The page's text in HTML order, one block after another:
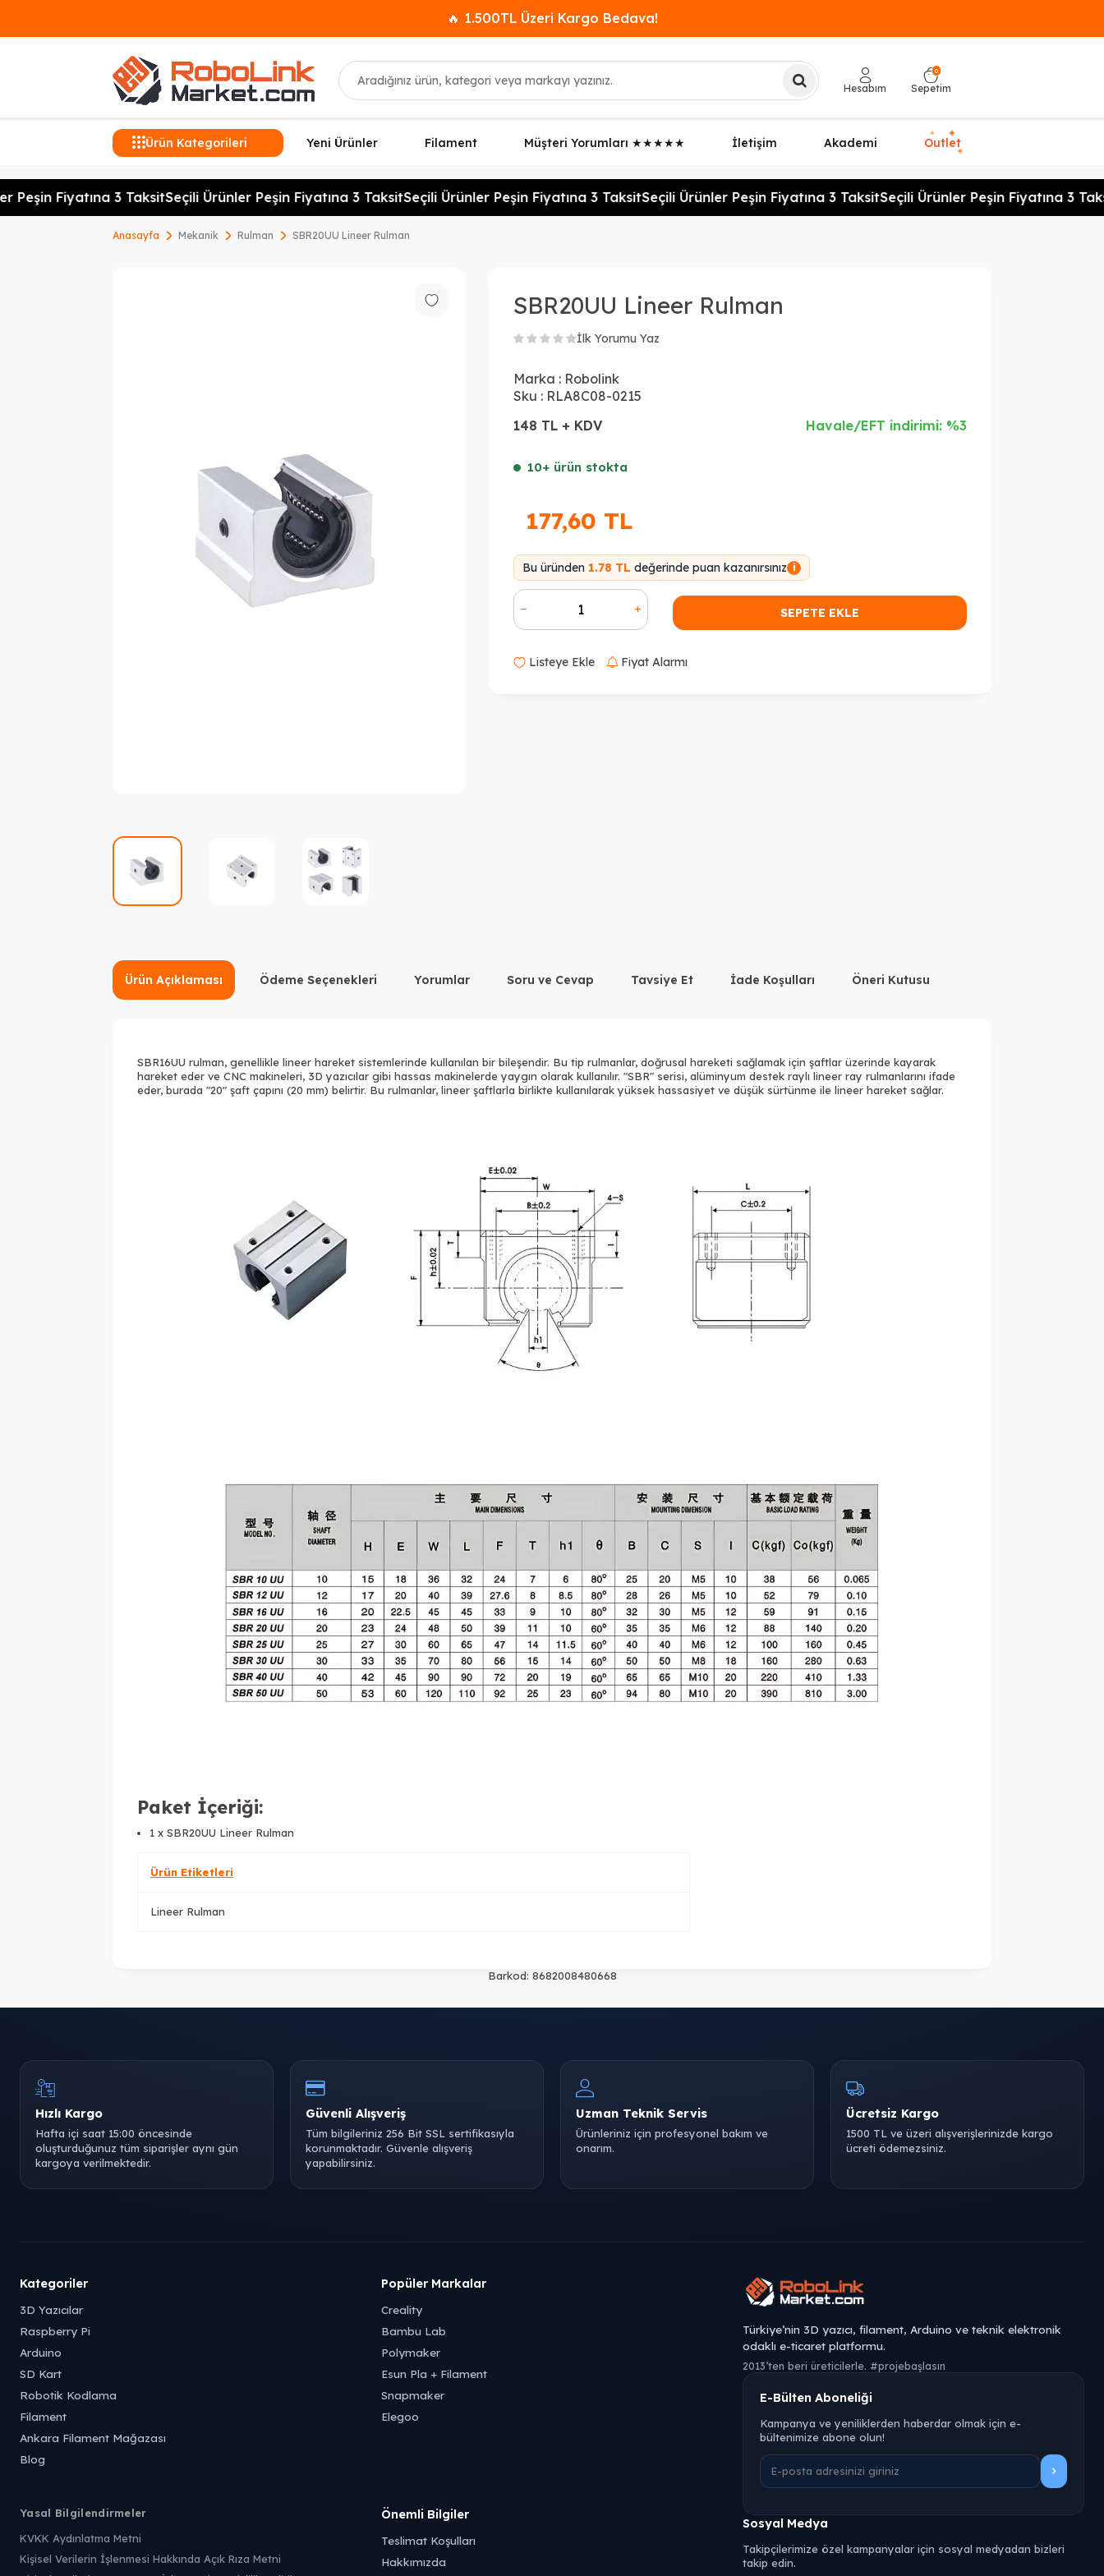
🔥 1.500TL Üzeri Kargo Bedava!
Ara
Hesabım
0
Sepetim
Ürün Kategorileri Yeni Ürünler Filament Müşteri Yorumları ★★★★★ İletişim Akademi Outlet
✦ ✦
✦
Fiyatına 3 TaksitSeçili Ürünler Peşin Fiyatına 3 TaksitSeçili Ürünler Peşin Fiyatına 3 TaksitSeçili Ürünler Peşin Fiyatına 3 TaksitSeçili Ürünler Peşin Fiyatına 3
Anasayfa Mekanik Rulman SBR20UU Lineer Rulman
SBR20UU Lineer Rulman
İlk Yorumu Yaz
Marka : Robolink
Sku : RLA8C08-0215
148 TL + KDV
Havale/EFT indirimi: %3
10+ ürün stokta
177,60 TL
Bu üründen 1.78 TL değerinde puan kazanırsınız i
SEPETE EKLE
Listeye Ekle Fiyat Alarmı
Ürün Açıklaması Ödeme Seçenekleri Yorumlar Soru ve Cevap Tavsiye Et İade Koşulları Öneri Kutusu
SBR16UU rulman, genellikle lineer hareket sistemlerinde kullanılan bir bileşendir. Bu tip rulmanlar, doğrusal hareketi sağlamak için şaftlar üzerinde kayarak
hareket eder ve CNC makineleri, 3D yazıcılar gibi hassas makinelerde yaygın olarak kullanılır. "SBR" serisi, alüminyum destek raylı lineer ray rulmanlarını ifade
eder, burada "20" şaft çapını (20 mm) belirtir. Bu rulmanlar, lineer şaftlarla birlikte kullanılarak yüksek hassasiyet ve düşük sürtünme ile lineer hareket sağlar.
Paket İçeriği:
1 x SBR20UU Lineer Rulman
Ürün Etiketleri
Lineer Rulman
Barkod: 8682008480668
Hızlı Kargo
Hafta içi saat 15:00 öncesinde
oluşturduğunuz tüm siparişler aynı gün
kargoya verilmektedir.
Güvenli Alışveriş
Tüm bilgileriniz 256 Bit SSL sertifikasıyla
korunmaktadır. Güvenle alışveriş
yapabilirsiniz.
Uzman Teknik Servis
Ürünleriniz için profesyonel bakım ve
onarım.
Ücretsiz Kargo
1500 TL ve üzeri alışverişlerinizde kargo
ücreti ödemezsiniz.
Kategoriler
3D Yazıcılar
Raspberry Pi
Arduino
SD Kart
Robotik Kodlama
Filament
Ankara Filament Mağazası
Blog
Popüler Markalar
Creality
Bambu Lab
Polymaker
Esun Pla + Filament
Snapmaker
Elegoo
Yasal Bilgilendirmeler
KVKK Aydınlatma Metni
Kişisel Verilerin İşlenmesi Hakkında Açık Rıza Metni
Önemli Bilgiler
Teslimat Koşulları
Hakkımızda
Türkiye’nin 3D yazıcı, filament, Arduino ve teknik elektronik
odaklı e-ticaret platformu.
2013’ten beri üreticilerle. #projebaşlasın
E-Bülten Aboneliği
Kampanya ve yeniliklerden haberdar olmak için e-
bültenimize abone olun!
Sosyal Medya
Takipçilerimize özel kampanyalar için sosyal medyadan bizleri
takip edin.